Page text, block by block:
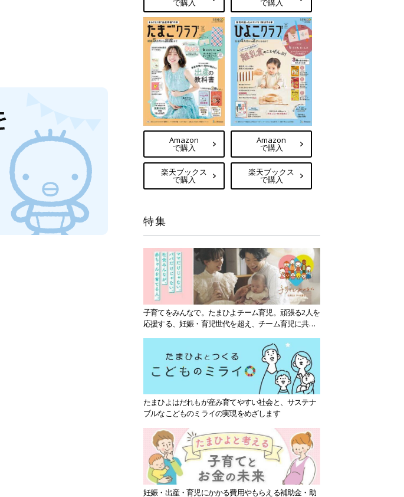
で購入 で購入
Amazon
で購入
楽天ブックス
で購入
Amazon
で購入
楽天ブックス
で購入
特集
子育てをみんなで。たまひよチーム育児。頑張る2人を
応援する、妊娠・育児世代を超え、チーム育児に共感
たまひよはだれもが産み育てやすい社会と、サステナ
ブルなこどものミライの実現をめざします
妊娠・出産・育児にかかる費用やもらえる補助金・助